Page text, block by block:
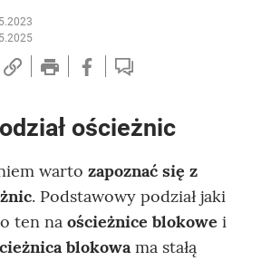
ościeżnic
warto zapoznać się z
. Podstawowy podział jaki
ten na ościeżnice blokowe i
blokowama stałą